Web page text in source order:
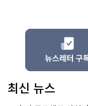
최신 뉴스